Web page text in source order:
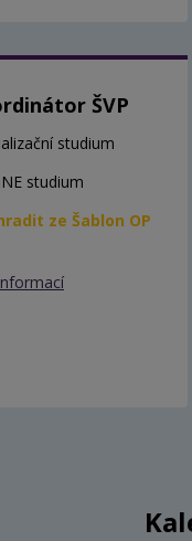
ŠVP
studium
studium
ze Šablon OP